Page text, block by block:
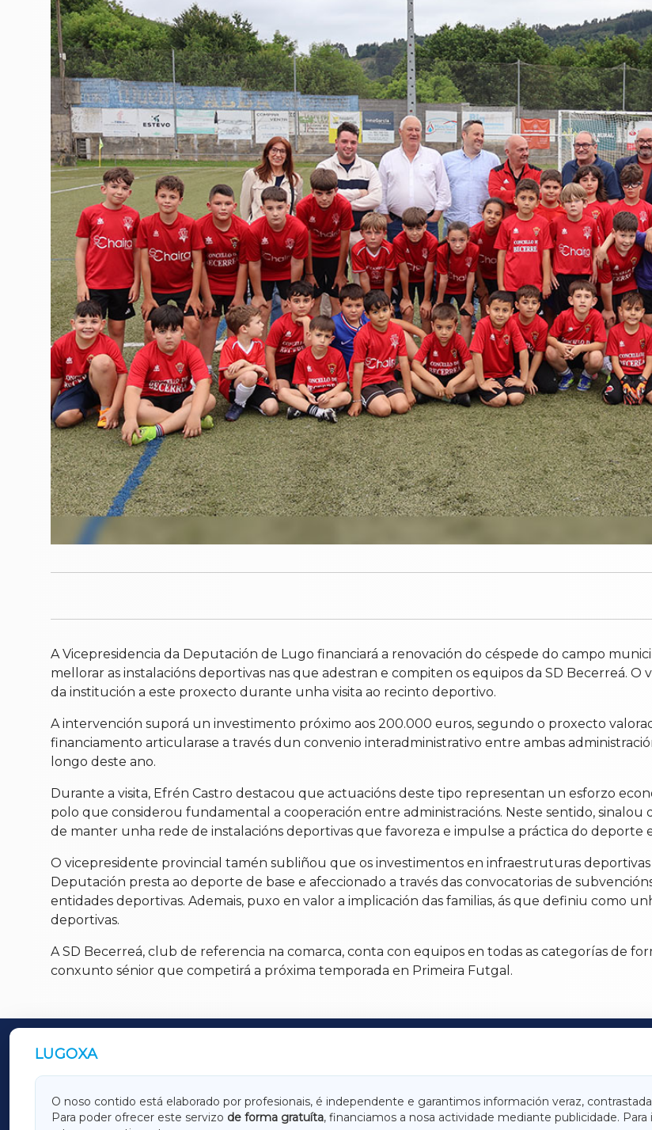
A Vicepresidencia da Deputación de Lugo financiará a renovación do céspede do campo
mellorar as instalacións deportivas nas que adestran e compiten os equipos da SD Becerreá.
da institución a este proxecto durante unha visita ao recinto deportivo.
A intervención suporá un investimento próximo aos 200.000 euros, segundo o proxecto
financiamento articularase a través dun convenio interadministrativo entre ambas
longo deste ano.
Durante a visita, Efrén Castro destacou que actuacións deste tipo representan un esforzo
polo que considerou fundamental a cooperación entre administracións. Neste sentido,
de manter unha rede de instalacións deportivas que favoreza e impulse a práctica do deporte
O vicepresidente provincial tamén subliñou que os investimentos en infraestruturas
Deputación presta ao deporte de base e afeccionado a través das convocatorias de
entidades deportivas. Ademais, puxo en valor a implicación das familias, ás que definiu como
deportivas.
A SD Becerreá, club de referencia na comarca, conta con equipos en todas as categorías de
conxunto sénior que competirá a próxima temporada en Primeira Futgal.
LUGOXA
O noso contido está elaborado por profesionais, é independente e garantimos información veraz,
Para poder ofrecer este servizo de forma gratuíta, financiamos a nosa actividade mediante publicidade. Para
OUTROS PERIÓDICOS
GALICIAXA LUGOXA TERRACHAXA
AMARIÑAXA
RIBEIRASACRAXA ACORUÑAXA